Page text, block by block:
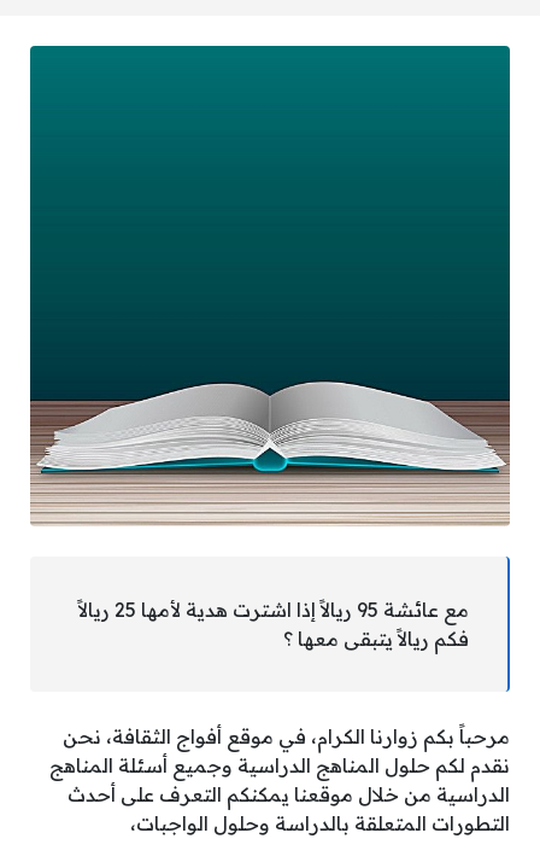
مع عائشة 95 ريالاً إذا اشترت هدية لأمها 25 ريالاً
فكم ريالاً يتبقى معها ؟
مرحباً بكم زوارنا الكرام، في موقع أفواج الثقافة، نحن
نقدم لكم حلول المناهج الدراسية وجميع أسئلة المناهج
الدراسية من خلال موقعنا يمكنكم التعرف على أحدث
التطورات المتعلقة بالدراسة وحلول الواجبات،